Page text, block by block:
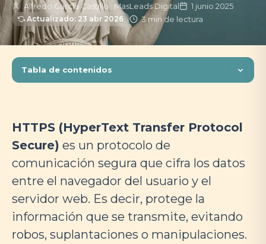
Alfredo García Castillo · MasLeads Digital 1 junio 2025
Actualizado: 23 abr 2026 3 min de lectura
Tabla de contenidos
HTTPS (HyperText Transfer Protocol
Secure) es un protocolo de
comunicación segura que cifra los datos
entre el navegador del usuario y el
servidor web. Es decir, protege la
información que se transmite, evitando
robos, suplantaciones o manipulaciones.